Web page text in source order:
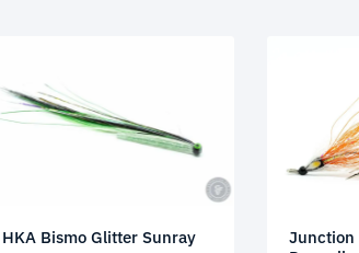
HKA Bismo Glitter Sunray
Junction